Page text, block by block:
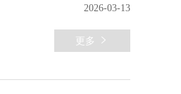
2026-03-13
更多 